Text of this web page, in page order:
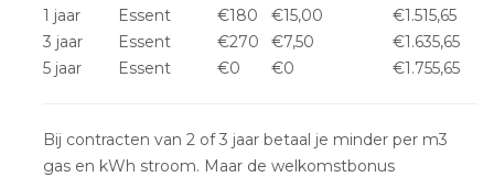
1 jaar
Essent €180 €15,00
€1.515,65
3 jaar
Essent €270 €7,50
€1.635,65
5 jaar
Essent €0 €0 €1.755,65
Bij contracten van 2 of 3 jaar betaal je minder per m3
gas en kWh stroom. Maar de welkomstbonus